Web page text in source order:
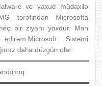
ve yaxud müdaxilə
tərəfindən Microsofta
bir ziyanı yoxdur. Mən
Sistemi
daha düzgün olar.